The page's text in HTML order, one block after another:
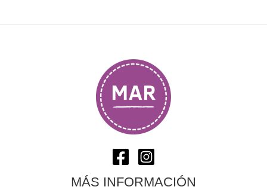
MÁS INFORMACIÓN